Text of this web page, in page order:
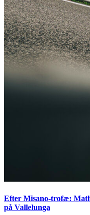
Efter Misano-trofæ:
på Vallelunga